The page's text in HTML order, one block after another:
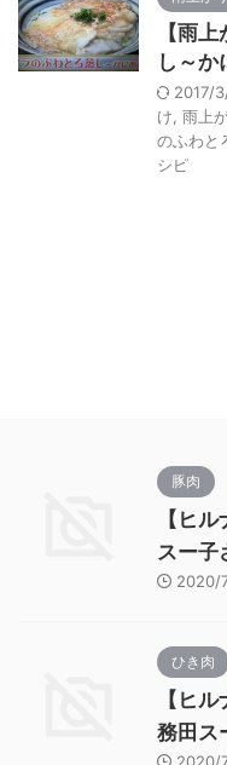
【雨
し～か
2017/
け 雨上
のふわと
シピ
豚肉
【ヒ
スー子
2020/
ひき肉
【ヒ
務田ス